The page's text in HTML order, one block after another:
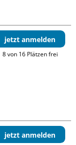
jetzt anmelden
8 von 16 Plätzen frei
jetzt anmelden